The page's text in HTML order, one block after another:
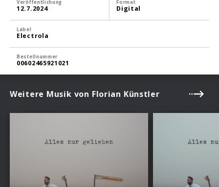
Veröffentlichung
12.7.2024
Format
Digital
Label
Electrola
Bestellnummer
00602465921021
Weitere Musik von Florian Künstler